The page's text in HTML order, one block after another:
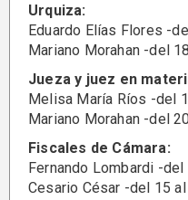
Urquiza:
Eduardo Elías Flores -
Mariano Morahan -del
Jueza y juez en
Melisa María Ríos -del
Mariano Morahan -del
Fiscales de Cámara:
Fernando Lombardi -del
Cesario César -del 15